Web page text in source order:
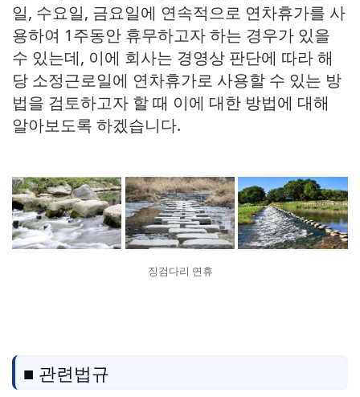
일, 수요일, 금요일에 연속적으로 연차휴가를 사
용하여 1주동안 휴무하고자 하는 경우가 있을
수 있는데, 이에 회사는 경영상 판단에 따라 해
당 소정근로일에 연차휴가로 사용할 수 있는 방
법을 검토하고자 할 때 이에 대한 방법에 대해
알아보도록 하겠습니다.
징검다리 연휴
■ 관련법규